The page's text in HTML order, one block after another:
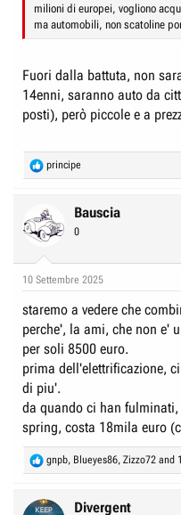
milioni di europei, vogliono
ma automobili, non scatoline
Fuori dalla battuta, non
14enni, saranno auto da
posti), però piccole e a
R
e
c
t
i
s
principe
Bauscia
0
10 Settembre 2025
staremo a vedere che
perche', la ami, che non e'
per soli 8500 euro.
prima dell'elettrificazione,
di piu'.
da quando ci han
spring, costa 18mila euro
R
e
c
gnpb, Blueyes86, Zizzo72 and
Divergent